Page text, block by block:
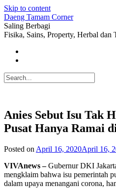
Skip to content
Daeng Tamam Corner
Saling Berbagi
Fisika, Sains, Property, Herbal dan
Anies Sebut Isu Tak
Pusat Hanya Ramai
Posted on April 16, 2020April 16,
VIVAnews –Gubernur DKI
mengklaim bahwa isu pemerintah
dalam upaya menangani corona,